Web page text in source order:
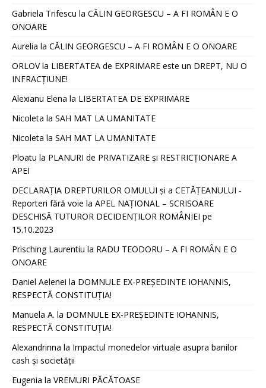
Gabriela Trifescu la CĂLIN GEORGESCU – A FI ROMÂN E O
ONOARE
Aurelia la CĂLIN GEORGESCU – A FI ROMÂN E O ONOARE
ORLOVla LIBERTATEA de EXPRIMARE este un DREPT, NU O
INFRACȚIUNE!
Alexianu Elena la LIBERTATEA DE EXPRIMARE
Nicoleta la SAH MAT LA UMANITATE
Nicoleta la SAH MAT LA UMANITATE
Ploatu la PLANURI de PRIVATIZARE și RESTRICȚIONARE A
APEI
DECLARAȚIA DREPTURILOR OMULUI și a CETĂȚEANULUI -
Reporteri fără voie la APEL NAȚIONAL – SCRISOARE
DESCHISĂ TUTUROR DECIDENȚILOR ROMÂNIEI pe
15.10.2023
Prisching Laurentiu la RADU TEODORU – A FI ROMÂN E O
ONOARE
Daniel Aelenei la DOMNULE EX-PREȘEDINTE IOHANNIS,
RESPECTĂ CONSTITUȚIA!
Manuela A. la DOMNULE EX-PREȘEDINTE IOHANNIS,
RESPECTĂ CONSTITUȚIA!
Alexandrinna la Impactul monedelor virtuale asupra banilor
cash și societății
Eugenia la VREMURI PĂCĂTOASE